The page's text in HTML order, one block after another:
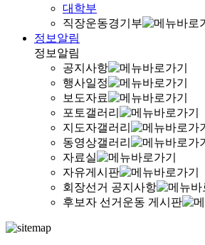
대학부
직장운동경기부
정보알림
정보알림
공지사항
행사일정
보도자료
포토갤러리
지도자갤러리
동영상갤러리
자료실
자유게시판
회장선거 공지사항
후보자 선거운동 게시판